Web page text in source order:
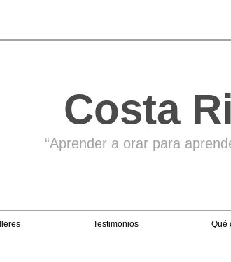
Costa
“Aprender a orar para
Testimonios Qué